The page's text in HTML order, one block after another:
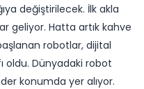
değiştirilecek. İlk akla
geliyor. Hatta artık kahve
robotlar, dijital
oldu. Dünyadaki robot
konumda yer alıyor.